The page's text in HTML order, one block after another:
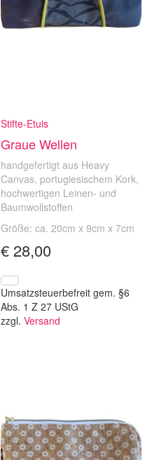
Stifte-Etuis
Graue Wellen
handgefertigt aus Heavy
Canvas, portugiesischem Kork,
hochwertigen Leinen- und
Baumwollstoffen
Größe: ca. 20cm x 9cm x 7cm
€ 28,00
Umsatzsteuerbefreit gem. §6
Abs. 1 Z 27 UStG
zzgl.Versand